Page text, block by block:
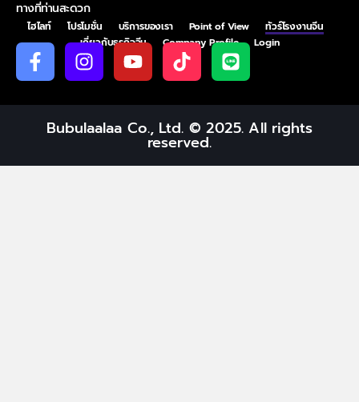
ทางที่ท่านสะดวก
ไฮไลท์ โปรโมชั่น บริการของเรา Point of View
ทัวร์โรงงานจีน
เกี่ยวกับธุรกิจจีน
Company Profile Login
Bubulaalaa Co., Ltd. © 2025. All rights
reserved.